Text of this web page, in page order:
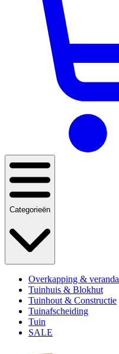
Categorieën
Overkapping & veranda
Tuinhuis & Blokhut
Tuinhout & Constructie
Tuinafscheiding
Tuin
SALE